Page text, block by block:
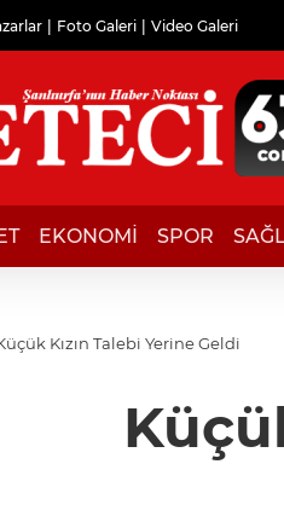
Foto Galeri Video Galeri
EKONOMİ SPOR
Kızın Talebi Yerine Geldi